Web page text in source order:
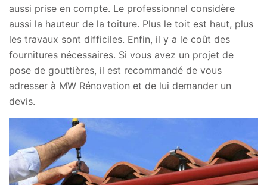
aussi prise en compte. Le professionnel considère
aussi la hauteur de la toiture. Plus le toit est haut, plus
les travaux sont difficiles. Enfin, il y a le coût des
fournitures nécessaires. Si vous avez un projet de
pose de gouttières, il est recommandé de vous
adresser à MW Rénovation et de lui demander un
devis.